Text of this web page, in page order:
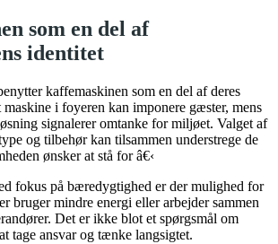
som en del af
identitet
kaffemaskinen som en del af deres
i foyeren kan imponere gæster, mens
signalerer omtanke for miljøet. Valget af
og tilbehør kan tilsammen understrege de
ønsker at stå for â€‹
fokus på bæredygtighed er der mulighed for
bruger mindre energi eller arbejder sammen
Det er ikke blot et spørgsmål om
tage ansvar og tænke langsigtet.